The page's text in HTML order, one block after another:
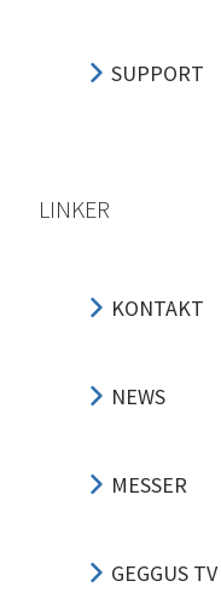
SUPPORT
LINKER
KONTAKT
NEWS
MESSER
GEGGUS TV